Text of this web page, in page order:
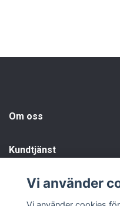
Om oss
Kundtjänst
Vi använder